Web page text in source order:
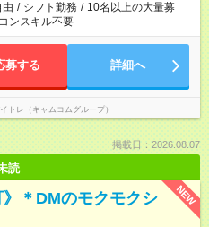
由 / シフト勤務 / 10名以上の大量募
ンスキル不要
募する 詳細へ
トレ（キャムコムグループ）
掲載日：2026.08.07
読
NEW
》＊DMのモクモクシ